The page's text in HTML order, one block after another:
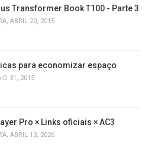
Transformer Book T100 - Parte 3
ABRIL 20, 2015
para economizar espaço
31, 2015
Pro × Links oficiais × AC3
ABRIL 13, 2026